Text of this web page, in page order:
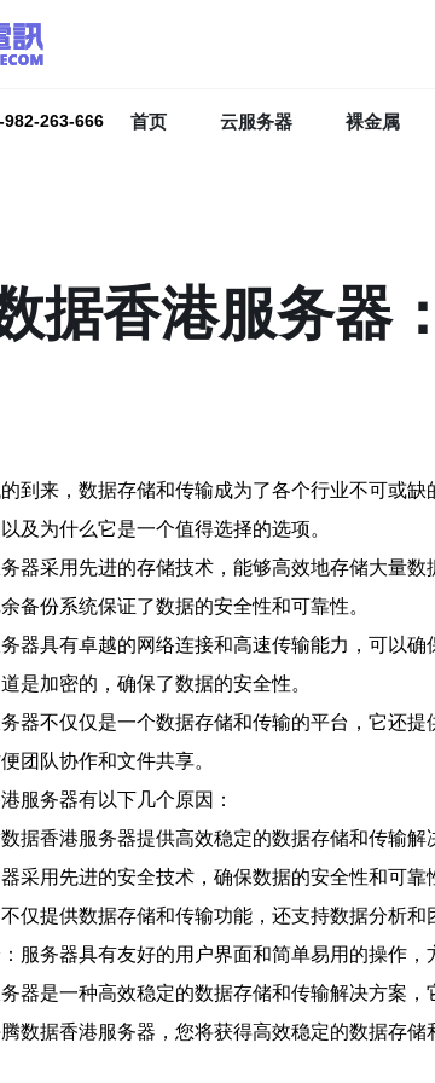
982-263-666 首页 云服务器 裸金属
据香港服务器
到来，数据存储和传输成为了各个行业不可或
及为什么它是一个值得选择的选项。
器采用先进的存储技术，能够高效地存储大量
备份系统保证了数据的安全性和可靠性。
器具有卓越的网络连接和高速传输能力，可以
是加密的，确保了数据的安全性。
器不仅仅是一个数据存储和传输的平台，它还
团队协作和文件共享。
服务器有以下几个原因：
据香港服务器提供高效稳定的数据存储和传输解
采用先进的安全技术，确保数据的安全性和可靠
仅提供数据存储和传输功能，还支持数据分析和
服务器具有友好的用户界面和简单易用的操作，
器是一种高效稳定的数据存储和传输解决方案
数据香港服务器，您将获得高效稳定的数据存储